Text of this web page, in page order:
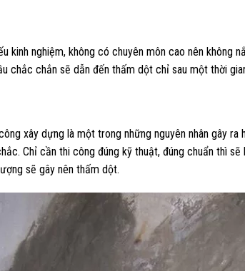
kinh nghiệm, không có chuyên môn cao nên không
chắc chắn sẽ dẫn đến thấm dột chỉ sau một thời
xây dựng là một trong những nguyên nhân gây
Chỉ cần thi công đúng kỹ thuật, đúng chuẩn thì
sẽ gây nên thấm dột.